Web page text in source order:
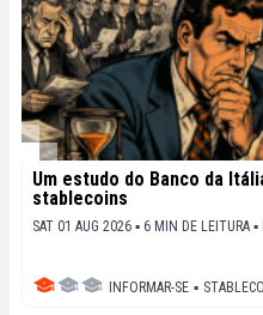
Um estudo do Banco da
stablecoins
SAT 01 AUG 2026 ▪ 6 MIN DE LEITURA ▪
INFORMAR-SE ▪